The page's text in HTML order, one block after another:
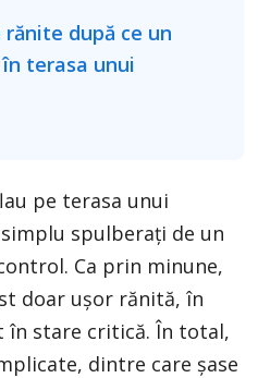
pe terasa unui
spulberaţi de un
Ca prin minune,
doar uşor rănită, în
stare critică. În total,
dintre care şase